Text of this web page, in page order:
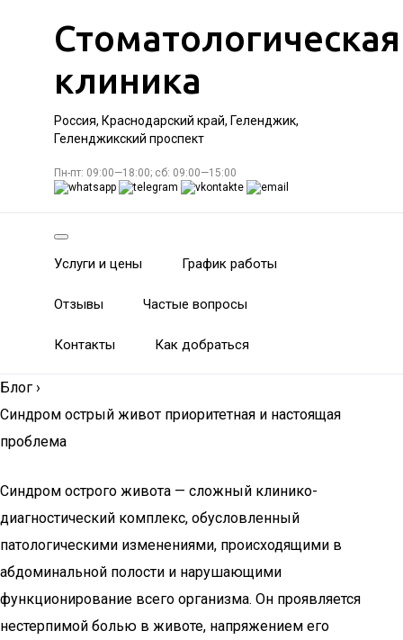
Стоматологическая
клиника
Россия, Краснодарский край, Геленджик,
Геленджикский проспект
Пн-пт: 09:00—18:00; сб: 09:00—15:00
Услуги и цены График работы
Отзывы Частые вопросы
Контакты Как добраться
Блог ›
Синдром острый живот приоритетная и настоящая
проблема
Синдром острого живота — сложный клинико-
диагностический комплекс, обусловленный
патологическими изменениями, происходящими в
абдоминальной полости и нарушающими
функционирование всего организма. Он проявляется
нестерпимой болью в животе, напряжением его